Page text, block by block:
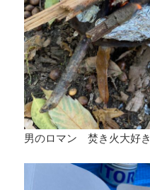
男のロマン 焚き火大好き